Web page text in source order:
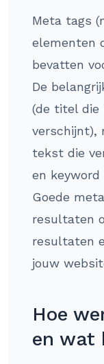
Meta tags
elementen
bevatten
De
(de titel die
verschijnt),
tekst die
en
Goede
resultaten
resultaten
jouw
Hoe
en wat